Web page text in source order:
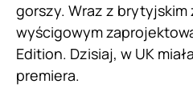
gorszy. Wraz z brytyjskim
wyścigowym
Edition. Dzisiaj, w UK
premiera.